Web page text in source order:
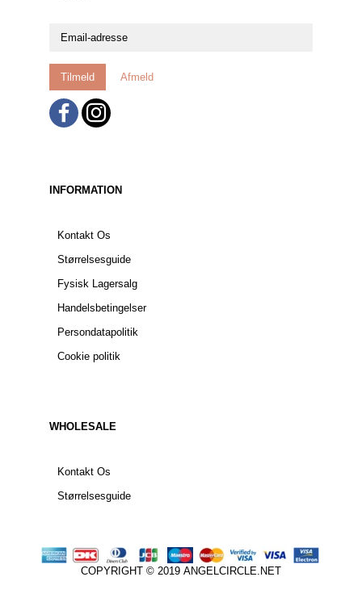
Email-
Tilmeld Afmeld
INFORMATION
Kontakt Os
Størrelsesguide
Fysisk Lagersalg
Handelsbetingelser
Persondatapolitik
Cookie politik
WHOLESALE
Kontakt Os
Størrelsesguide
COPYRIGHT © 2019 ANGELCIRCLE.NET